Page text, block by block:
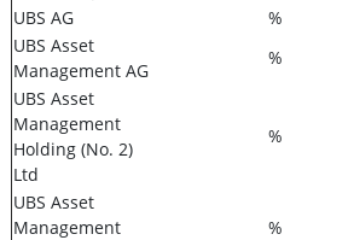
UBS AG
%
UBS Asset
Management AG
%
UBS Asset
Management
Holding (No. 2)
Ltd
%
UBS Asset
Management
%